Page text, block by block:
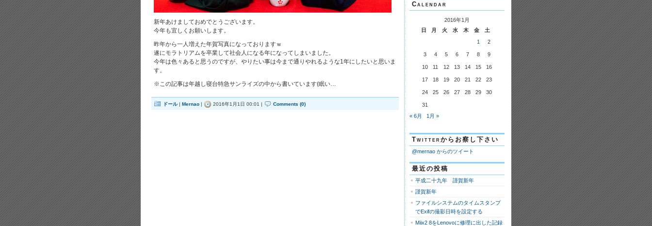
新年あけましておめでとうございます。
今年も宜しくお願いします。
昨年から一人増えた年賀写真になっておりますｗ
遂にモラトリアムを卒業して社会人になる年になってしまいました。
今年は色々あると思うのですが、やりたい事は今まで通りやれるような1年にしたいと思いま
す。
※この記事は年越し寝台特急サンライズの中から書いています(眠い…
ドール| Mernao | 2016年1月1日 00:01 | Comments (0)
Calendar
2016年1月
日
月 火 水 木 金
土
1
2
3 4 5 6 7 8 9
10 11 12 13 14 15 16
17 18 19 20 21 22 23
24 25 26 27 28 29 30
31
« 6月
1月 »
Twitterからお察し下さい
@mernao からのツイート
最近の投稿
平成二十九年 謹賀新年
謹賀新年
ファイルシステムのタイムスタンプ
でExifの撮影日時を設定する
Miix2 8をLenovoに修理に出した記録